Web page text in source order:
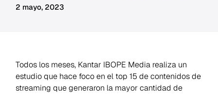
2 mayo, 2023
Todos los meses, Kantar IBOPE Media realiza un
estudio que hace foco en el top 15 de contenidos de
streaming que generaron la mayor cantidad de